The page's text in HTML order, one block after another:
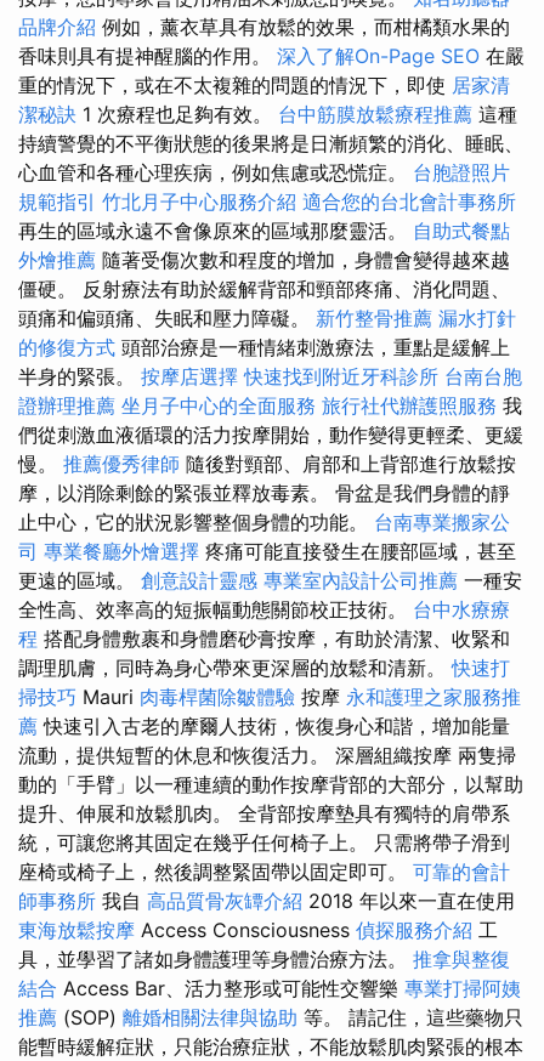
品牌介紹 例如，薰衣草具有放鬆的效果，而柑橘類水果的
香味則具有提神醒腦的作用。 深入了解On-Page SEO 在嚴
重的情況下，或在不太複雜的問題的情況下，即使 居家清
潔秘訣 1 次療程也足夠有效。 台中筋膜放鬆療程推薦 這種
持續警覺的不平衡狀態的後果將是日漸頻繁的消化、睡眠、
心血管和各種心理疾病，例如焦慮或恐慌症。 台胞證照片
規範指引 竹北月子中心服務介紹 適合您的台北會計事務所
再生的區域永遠不會像原來的區域那麼靈活。 自助式餐點
外燴推薦 隨著受傷次數和程度的增加，身體會變得越來越
僵硬。 反射療法有助於緩解背部和頸部疼痛、消化問題、
頭痛和偏頭痛、失眠和壓力障礙。 新竹整骨推薦 漏水打針
的修復方式 頭部治療是一種情緒刺激療法，重點是緩解上
半身的緊張。 按摩店選擇快速找到附近牙科診所 台南台胞
證辦理推薦 坐月子中心的全面服務 旅行社代辦護照服務 我
們從刺激血液循環的活力按摩開始，動作變得更輕柔、更緩
慢。 推薦優秀律師 隨後對頸部、肩部和上背部進行放鬆按
摩，以消除剩餘的緊張並釋放毒素。 骨盆是我們身體的靜
止中心，它的狀況影響整個身體的功能。 台南專業搬家公
司 專業餐廳外燴選擇 疼痛可能直接發生在腰部區域，甚至
更遠的區域。 創意設計靈感 專業室內設計公司推薦 一種安
全性高、效率高的短振幅動態關節校正技術。 台中水療療
程 搭配身體敷裹和身體磨砂膏按摩，有助於清潔、收緊和
調理肌膚，同時為身心帶來更深層的放鬆和清新。快速打
掃技巧 Mauri 肉毒桿菌除皺體驗 按摩 永和護理之家服務推
薦 快速引入古老的摩爾人技術，恢復身心和諧，增加能量
流動，提供短暫的休息和恢復活力。 深層組織按摩 兩隻掃
動的「手臂」以一種連續的動作按摩背部的大部分，以幫助
提升、伸展和放鬆肌肉。 全背部按摩墊具有獨特的肩帶系
統，可讓您將其固定在幾乎任何椅子上。 只需將帶子滑到
座椅或椅子上，然後調整緊固帶以固定即可。 可靠的會計
師事務所 我自 高品質骨灰罈介紹 2018 年以來一直在使用
東海放鬆按摩 Access Consciousness 偵探服務介紹 工
具，並學習了諸如身體護理等身體治療方法。 推拿與整復
結合 Access Bar、活力整形或可能性交響樂 專業打掃阿姨
推薦 (SOP) 離婚相關法律與協助 等。 請記住，這些藥物只
能暫時緩解症狀，只能治療症狀，不能放鬆肌肉緊張的根本